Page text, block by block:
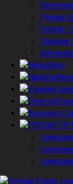
Panouri
Fatade /
Stradala
Moto